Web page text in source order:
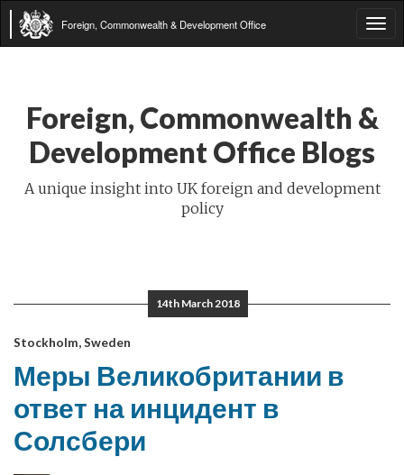
Foreign, Commonwealth & Development Office
Foreign, Commonwealth &
Development Office Blogs
A unique insight into UK foreign and development
policy
14th March 2018
Stockholm, Sweden
Меры Великобритании в
ответ на инцидент в
Солсбери